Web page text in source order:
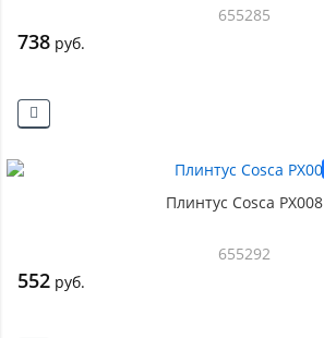
655285
738 руб.
Плинтус Cosca PX008
655292
552 руб.